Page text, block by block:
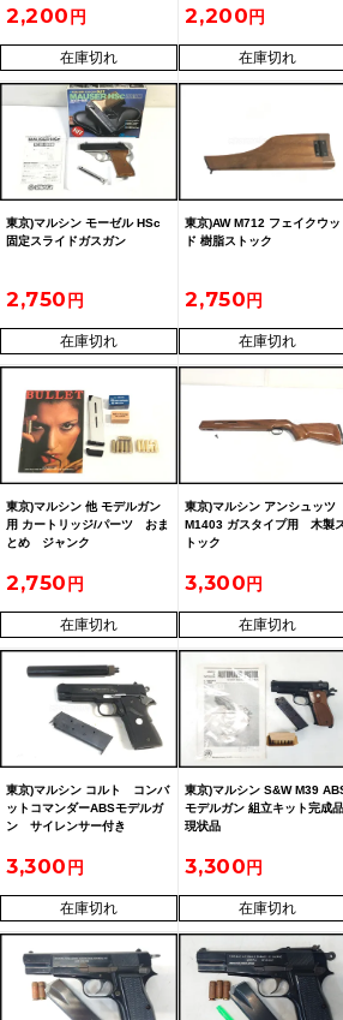
2606062603
2,200
在庫切れ
2606062602
2,200
在庫切れ
東京)マルシン モーゼル HSc
固定スライドガスガン
2,750
在庫切れ
東京)AW M712 フェイクウッ
ド 樹脂ストック
2,750
在庫切れ
東京)マルシン 他 モデルガン
用 カートリッジ/パーツ おま
とめ ジャンク
2,750
在庫切れ
東京)マルシン アンシュッツ
M1403 ガスタイプ用 木製
トック
3,300
在庫切れ
東京)マルシン コルト コンバ
ットコマンダーABSモデルガ
ン サイレンサー付き
3,300
在庫切れ
東京)マルシン S&W M39
モデルガン 組立キット完成品
現状品
3,300
在庫切れ